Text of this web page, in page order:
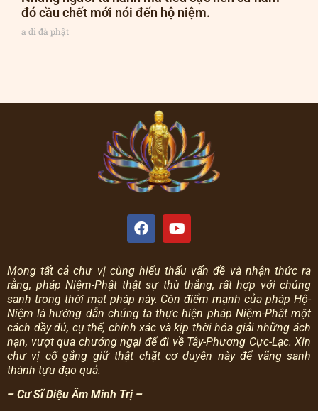
đó cầu chết mới nói đến hộ niệm.
a di đà phật
Mong tất cả chư vị cùng hiểu thấu vấn đề và nhận thức ra
rằng, pháp Niệm-Phật thật sự thù thắng, rất hợp với chúng
sanh trong thời mạt pháp này. Còn điểm mạnh của pháp Hộ-
Niệm là hướng dẫn chúng ta thực hiện pháp Niệm-Phật một
cách đầy đủ, cụ thể, chính xác và kịp thời hóa giải những ách
nạn, vượt qua chướng ngại để đi về Tây-Phương Cực-Lạc. Xin
chư vị cố gắng giữ thật chặt cơ duyên này để vãng sanh
thành tựu đạo quả.
– Cư Sĩ Diệu Âm Minh Trị –